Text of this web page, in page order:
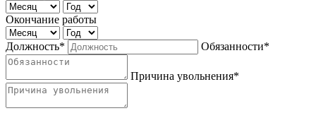
Окончание работы
Должность* Обязанности*
Причина увольнения*